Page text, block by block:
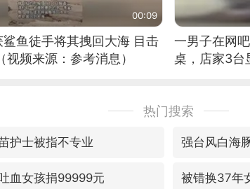
00:09
鱼徒手将其拽回大海 目击
视频来源：参考消息）
一男子在网
桌，店家3台
热门搜索
护士被指不专业 强台风白海
血女孩捐99999元 被错换37年